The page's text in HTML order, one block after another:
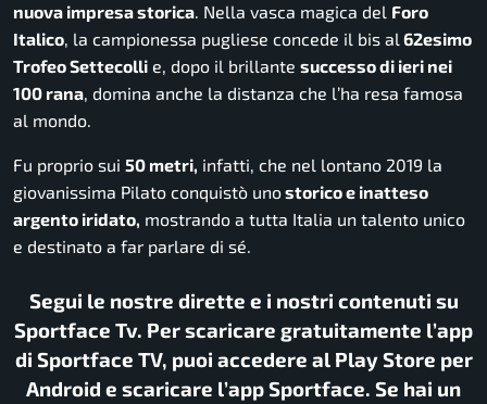
nuova impresa storica. Nella vasca magica del Foro
Italico, la campionessa pugliese concede il bis al 62esimo
Trofeo Settecolli e, dopo il brillante successo di ieri nei
100 rana, domina anche la distanza che l’ha resa famosa
al mondo.
Fu proprio sui 50 metri, infatti, che nel lontano 2019 la
giovanissima Pilato conquistò unostorico e inatteso
argento iridato, mostrando a tutta Italia un talento unico
e destinato a far parlare di sé.
Segui le nostre dirette e i nostri contenuti su
Sportface Tv. Per scaricare gratuitamente l’app
di Sportface TV, puoi accedere al Play Store per
Android e scaricare l’app Sportface. Se hai un